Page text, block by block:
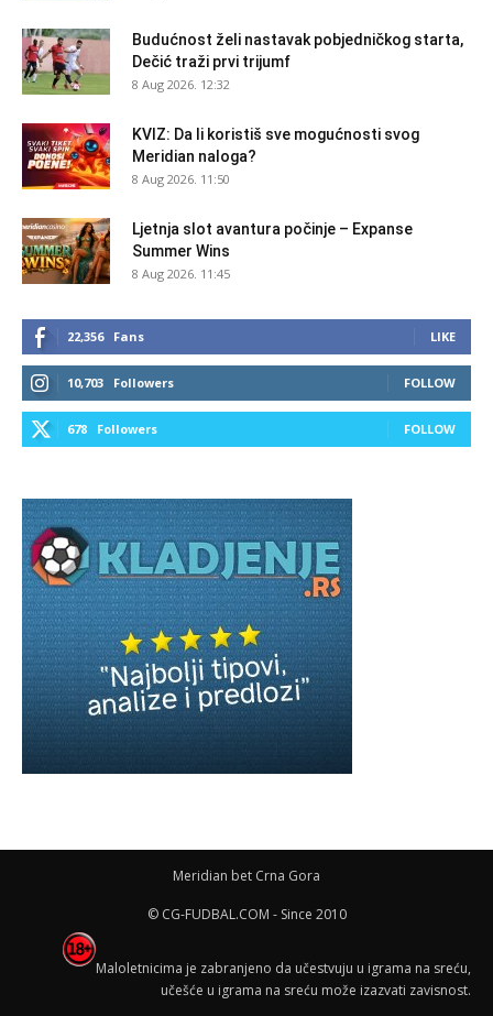
Budućnost želi nastavak pobjedničkog starta,
Dečić traži prvi trijumf
8 Aug 2026. 12:32
KVIZ: Da li koristiš sve mogućnosti svog
Meridian naloga?
8 Aug 2026. 11:50
Ljetnja slot avantura počinje – Expanse
Summer Wins
8 Aug 2026. 11:45
22,356 Fans LIKE
10,703 Followers FOLLOW
678 Followers FOLLOW
Meridian bet Crna Gora
© CG-FUDBAL.COM - Since 2010
Maloletnicima je zabranjeno da učestvuju u igrama na sreću,
učešće u igrama na sreću može izazvati zavisnost.